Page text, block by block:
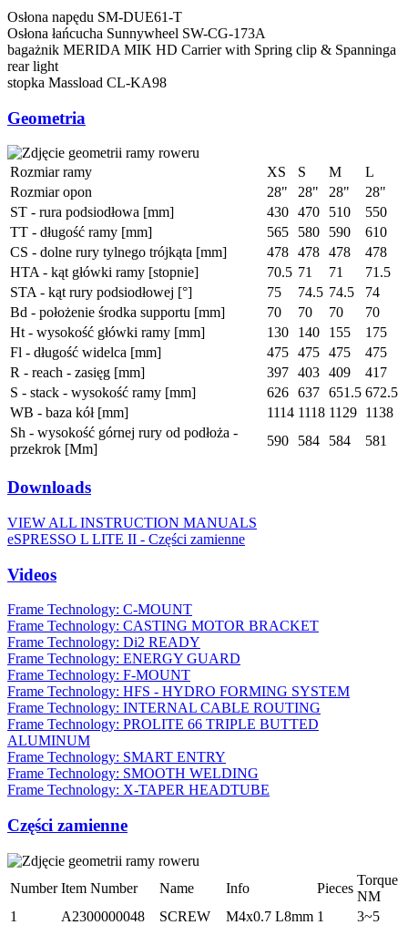
Osłona napędu SM-DUE61-T
Osłona łańcucha Sunnywheel SW-CG-173A
bagażnik MERIDA MIK HD Carrier with Spring clip & Spanninga
rear light
stopka Massload CL-KA98
Geometria
Rozmiar ramy XS S M
L
Rozmiar opon
28" 28" 28"
28"
ST - rura podsiodłowa [mm]
430 470 510
550
TT - długość ramy [mm]
565 580 590
610
CS - dolne rury tylnego trójkąta [mm]
478 478 478
478
HTA - kąt główki ramy [stopnie]
70.5 71 71
71.5
STA - kąt rury podsiodłowej [°]
75 74.5 74.5
74
Bd - położenie środka supportu [mm]
70 70 70
70
Ht - wysokość główki ramy [mm]
130 140 155
175
Fl - długość widelca [mm]
475 475 475
475
R - reach - zasięg [mm]
397 403 409
417
S - stack - wysokość ramy [mm]
626 637 651.5 672.5
WB - baza kół [mm]
1114 1118 1129 1138
Sh - wysokość górnej rury od podłoża -
przekrok [Mm]
590 584 584 581
Downloads
VIEW ALL INSTRUCTION MANUALS
eSPRESSO L LITE II - Części zamienne
Videos
Frame Technology: C-MOUNT
Frame Technology: CASTING MOTOR BRACKET
Frame Technology: Di2 READY
Frame Technology: ENERGY GUARD
Frame Technology: F-MOUNT
Frame Technology: HFS - HYDRO FORMING SYSTEM
Frame Technology: INTERNAL CABLE ROUTING
Frame Technology: PROLITE 66 TRIPLE BUTTED
ALUMINUM
Frame Technology: SMART ENTRY
Frame Technology: SMOOTH WELDING
Frame Technology: X-TAPER HEADTUBE
Części zamienne
Number Item Number Name Info Pieces
Torque
NM
1
A2300000048 SCREW M4x0.7 L8mm 1
3~5